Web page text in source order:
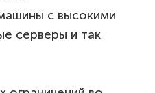
с высокими
серверы и так